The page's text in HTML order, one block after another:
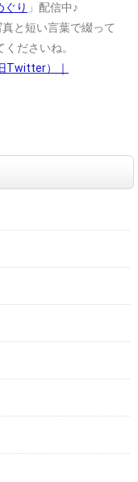
ぐり 」配信中♪
と短い言葉で綴って
ださいね。
Twitter）｜